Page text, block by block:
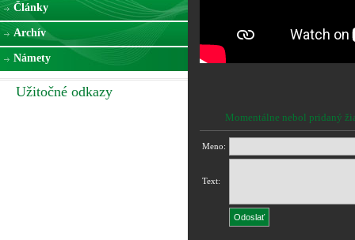
Články
Archív
Námety
Užitočné odkazy
Momentálne nebol pridaný
Meno:
Text: